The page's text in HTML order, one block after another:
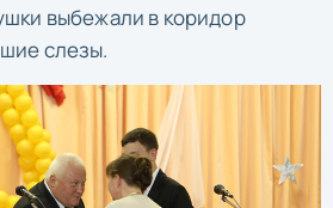
выбежали в коридор
слезы.